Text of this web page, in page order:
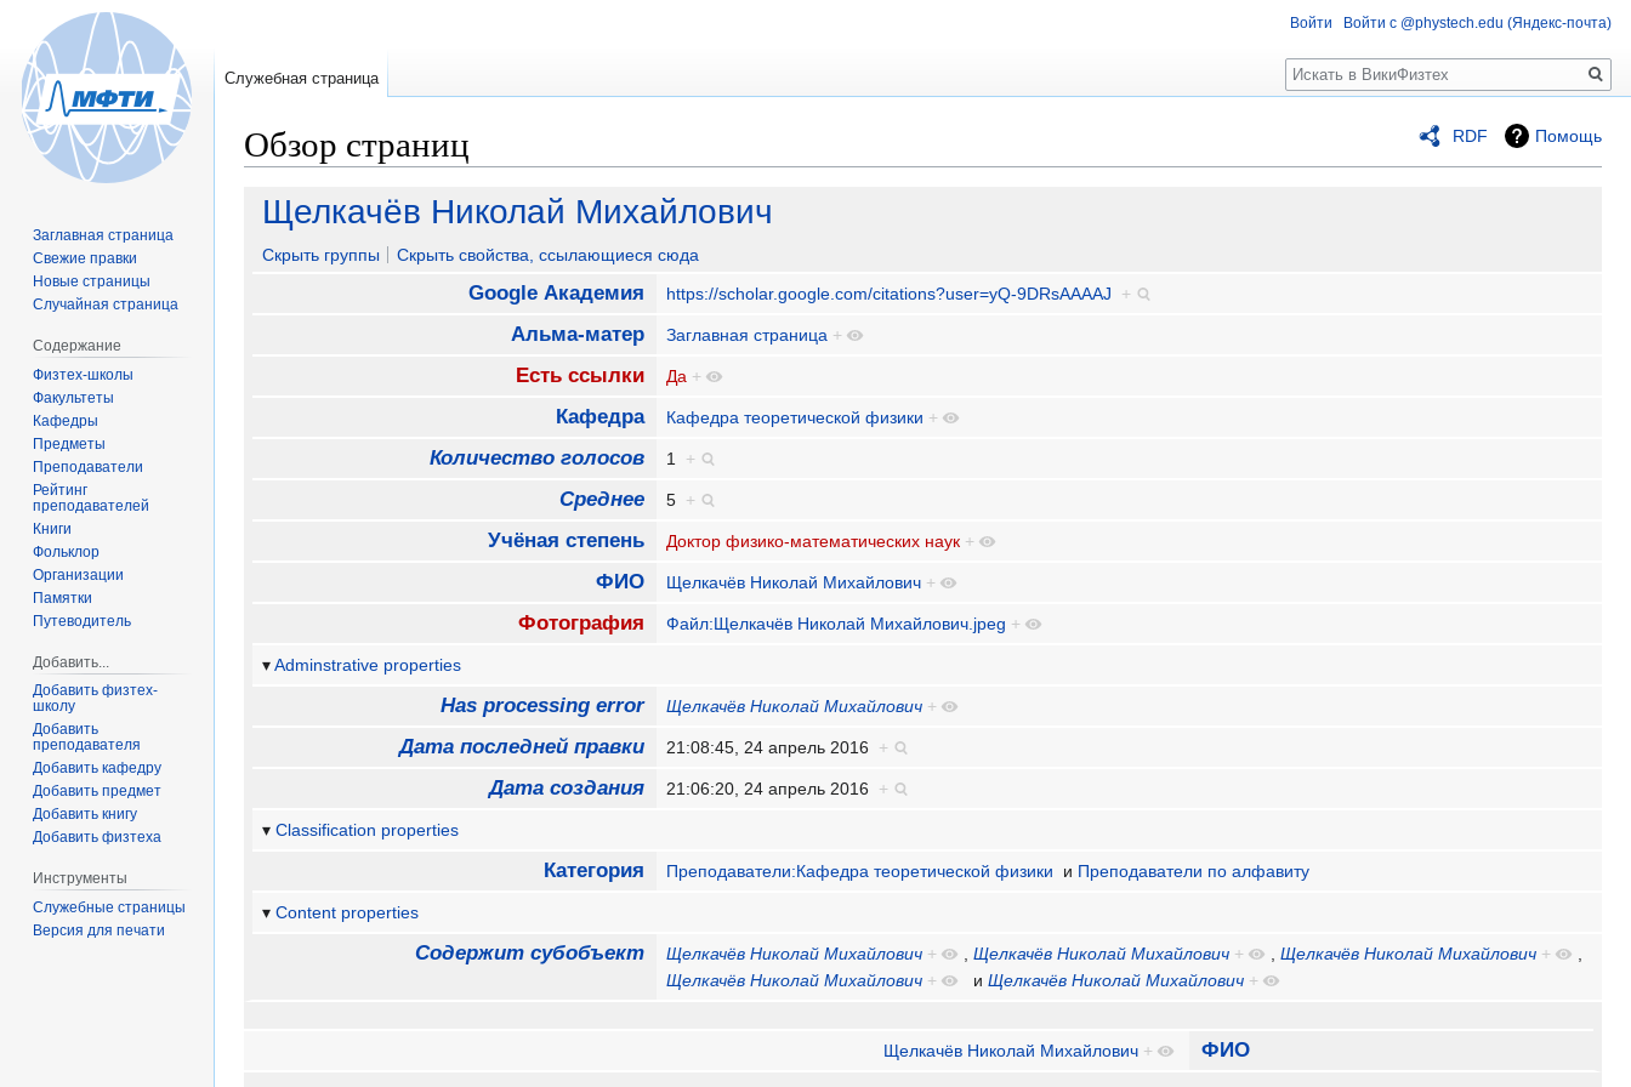
RDF Помощь
Обзор страниц
Перейти
навигации
Перейти
поиску
Щелкачёв Николай Михайлович
Скрыть группы Скрыть свойства, ссылающиеся сюда
Google Академия https://scholar.google.com/citations?user=yQ-9DRsAAAAJ +
Альма-матер Заглавная страница +
Есть ссылки Да +
Кафедра Кафедра теоретической физики +
Количество голосов 1 +
Среднее 5 +
Учёная степень Доктор физико-математических наук +
ФИО Щелкачёв Николай Михайлович +
Фотография Файл:Щелкачёв Николай Михайлович.jpeg +
Adminstrative properties
Has processing error Щелкачёв Николай Михайлович +
Дата последней правки 21:08:45, 24 апрель 2016 +
Дата создания 21:06:20, 24 апрель 2016 +
Classification properties
Категория Преподаватели:Кафедра теоретической физики и Преподаватели по алфавиту
Content properties
Содержит субобъект Щелкачёв Николай Михайлович + ,Щелкачёв Николай Михайлович + ,Щелкачёв Николай Михайлович +
,
Щелкачёв Николай Михайлович + иЩелкачёв Николай Михайлович +
Щелкачёв Николай Михайлович + ФИО
Войти Войти с @phystech.edu (Яндекс-почта)
Служебная страница
Поиск
Заглавная страница
Свежие правки
Новые страницы
Случайная страница
Содержание
Физтех-школы
Факультеты
Кафедры
Предметы
Преподаватели
Рейтинг
преподавателей
Книги
Фольклор
Организации
Памятки
Путеводитель
Добавить...
Добавить физтех-
школу
Добавить
преподавателя
Добавить кафедру
Добавить предмет
Добавить книгу
Добавить физтеха
Инструменты
Служебные страницы
Версия для печати